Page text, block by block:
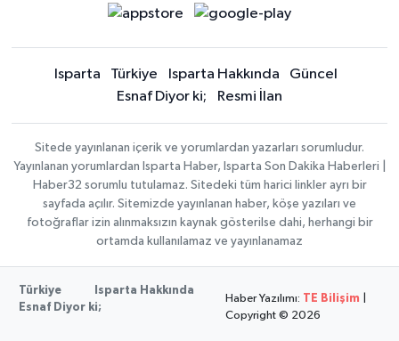
Isparta Türkiye Isparta Hakkında
Güncel
Esnaf Diyor ki;
Resmi İlan
Sitede yayınlanan içerik ve yorumlardan yazarları sorumludur.
Yayınlanan yorumlardan Isparta Haber, Isparta Son Dakika Haberleri |
Haber32 sorumlu tutulamaz. Sitedeki tüm harici linkler ayrı bir
sayfada açılır. Sitemizde yayınlanan haber, köşe yazıları ve
fotoğraflar izin alınmaksızın kaynak gösterilse dahi, herhangi bir
ortamda kullanılamaz ve yayınlanamaz
Türkiye
Isparta Hakkında
Esnaf Diyor ki;
Haber Yazılımı: TE Bilişim
Copyright © 2026